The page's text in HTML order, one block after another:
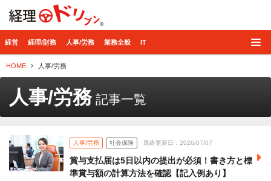
経営 経理/財務 人事/労務 業務全般 IT
HOME 人事/労務
人事/労務記事一覧
人事/労務 社会保険 最終更新日：2026/07/07
賞与支払届は5日以内の提出が必須！書き方と標
準賞与額の計算方法を確認【記入例あり】